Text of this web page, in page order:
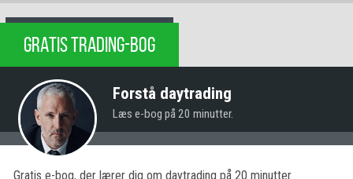
GRATIS TRADING-BOG
Forstå daytrading
Læs e-bog på 20 minutter.
Gratis e-bog, der lærer dig om daytrading på 20 minutter